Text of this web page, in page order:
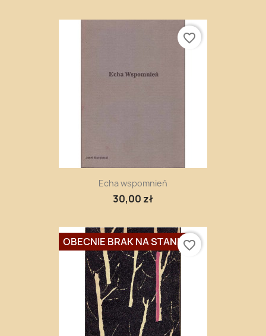
Echa wspomnień
30,00 zł
favorite_border
OBECNIE BRAK NA STANIEfavorite_border